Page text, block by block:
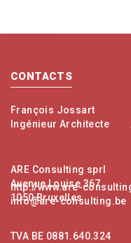
CONTACTS
François Jossart
Ingénieur Architecte
ARE Consulting sprl
Avenue Louise 367
1050 Bruxelles
http://www.are-
info@are-consulting.be
TVA BE 0881.640.324